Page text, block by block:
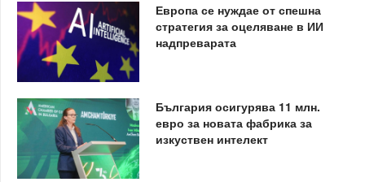
Европа се нуждае от спешна
стратегия за оцеляване в ИИ
надпреварата
България осигурява 11 млн.
евро за новата фабрика за
изкуствен интелект